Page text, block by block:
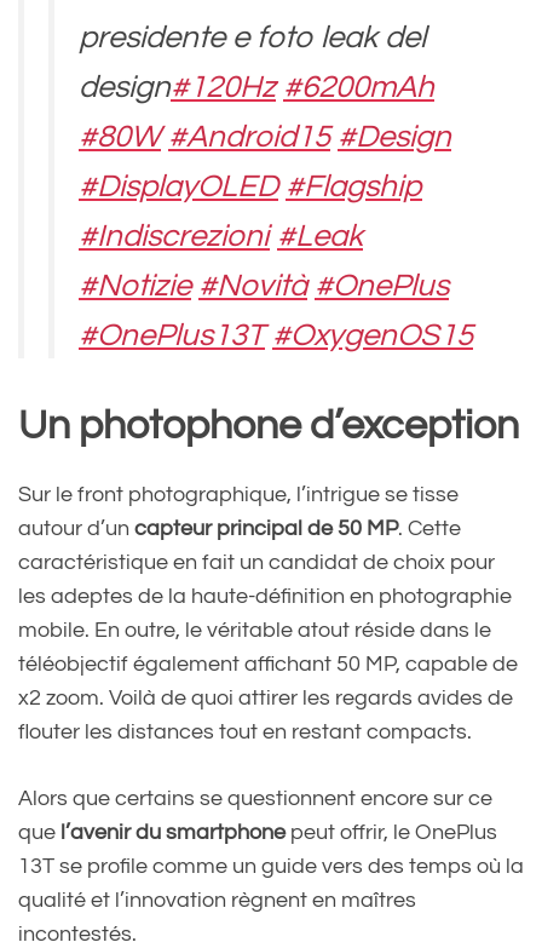
presidente e foto leak del
design#120Hz #6200mAh
#80W #Android15 #Design
#DisplayOLED #Flagship
#Indiscrezioni #Leak
#Notizie #Novità #OnePlus
#OnePlus13T #OxygenOS15
#Snapdragon8Elite
#TechNews
#Tecnologiahttps://t.co/8zE
b0PFooX
pic.twitter.com/tlMonbhQ9t
— CEOTECH.IT (@CeotechI)
Un photophone d’exception
Sur le front photographique, l’intrigue se tisse
autour d’un capteur principal de 50 MP. Cette
caractéristique en fait un candidat de choix pour
les adeptes de la haute-définition en photographie
mobile. En outre, le véritable atout réside dans le
téléobjectif également affichant 50 MP, capable de
x2 zoom. Voilà de quoi attirer les regards avides de
flouter les distances tout en restant compacts.
Alors que certains se questionnent encore sur ce
que l’avenir du smartphonepeut offrir, le OnePlus
13T se profile comme un guide vers des temps où la
qualité et l’innovation règnent en maîtres
incontestés.